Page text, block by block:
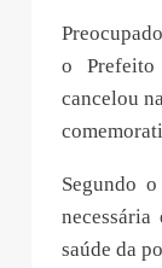
o Prefeito
cancelou
Segundo
saúde da